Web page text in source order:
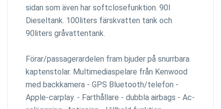
sidan som även har softclosefunktion. 90l
Dieseltank. 100liters färskvatten tank och
90liters gråvattentank.
Förar/passagerardelen fram bjuder på snurrbara
kaptenstolar. Multimediaspelare från Kenwood
med backkamera - GPS Bluetooth/telefon -
Apple-carplay. - Farthållare - dubbla airbags - Ac-